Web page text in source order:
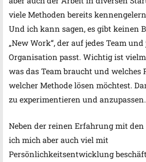
viele Methodenbereits
Und ich kann sagen, es gibt keinen
„New Work“, der auf jedes Team und
Organisation passt. Wichtig ist
was das Team braucht und welches
welcher Methode lösen möchtest.
zu experimentierenund anzupassen.
Neben der reinen Erfahrung mit den
ich mich aber auch viel mit
Persönlichkeitsentwicklung